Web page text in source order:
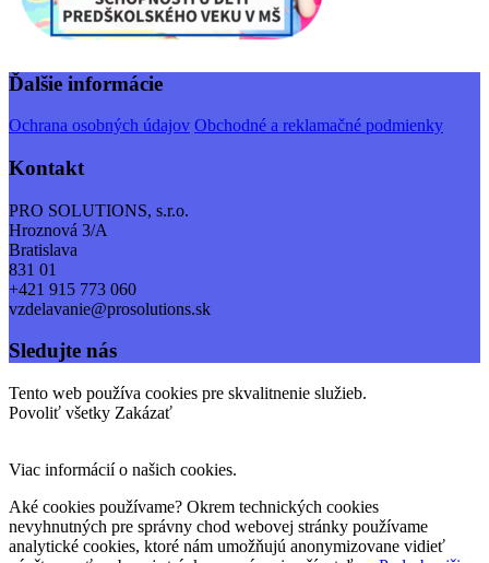
Ďalšie informácie
Ochrana osobných údajov Obchodné a reklamačné podmienky
Kontakt
PRO SOLUTIONS, s.r.o.
Hroznová 3/A
Bratislava
831 01
+421 915 773 060
vzdelavanie@prosolutions.sk
Sledujte nás
Tento web používa cookies pre skvalitnenie služieb.
Povoliť všetky Zakázať
Viac informácií o našich cookies.
Aké cookies používame? Okrem technických cookies
nevyhnutných pre správny chod webovej stránky používame
analytické cookies, ktoré nám umožňujú anonymizovane vidieť